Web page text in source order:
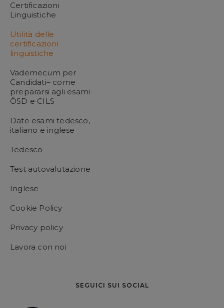
Certificazioni
Linguistiche
Utilità delle
certificazioni
linguistiche
Vademecum per
Candidati– come
prepararsi agli esami
ÖSD e CILS
Date esami tedesco,
italiano e inglese
Tedesco
Test autovalutazione
Inglese
Cookie Policy
Privacy policy
Lavora con noi
SEGUICI SUI SOCIAL